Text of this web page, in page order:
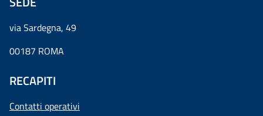
via Sardegna, 49
00187 ROMA
RECAPITI
Contatti operativi